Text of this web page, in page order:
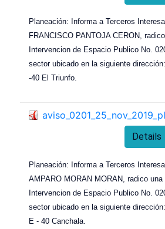
Planeación: Informa a Terceros
FRANCISCO PANTOJA CERON,
Intervencion de Espacio Publico No.
sector ubicado en la siguiente
-40 El Triunfo.
Details
Planeación: Informa a Terceros
AMPARO MORAN MORAN, radico
Intervencion de Espacio Publico No.
sector ubicado en la siguiente
E - 40 Canchala.